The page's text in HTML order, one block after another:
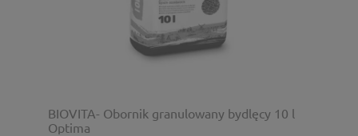
BIOVITA- Obornik granulowany bydlęcy 10 l
Optima